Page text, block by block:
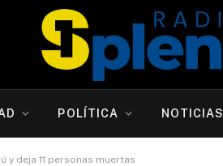
POLÍTICA NOTICIAS
y deja 11 personas muertas